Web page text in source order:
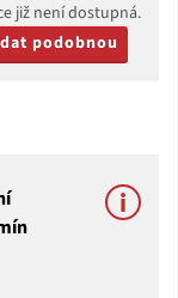
již není dostupná.
podobnou